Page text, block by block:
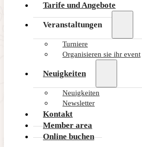
Tarife und Angebote
Veranstaltungen
Turniere
Organisieren sie ihr event
Neuigkeiten
Neuigkeiten
Newsletter
Kontakt
Member area
Online buchen